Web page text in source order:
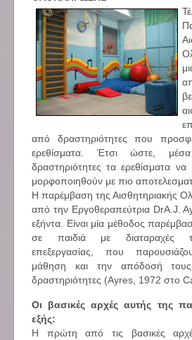
από δραστηριότητες που
ερεθίσματα. Έτσι ώστε,
δραστηριότητες τα ερεθίσματα
μορφοποιηθούν με πιο
Η παρέμβαση της Αισθητηριακής
από την Εργοθεραπεύτρια DrA.J.
εξήντα. Είναι μία μέθοδος
σε παιδιά με διαταραχές
επεξεργασίας, που
μάθηση και την απόδοσή τους
δραστηριότητες (Ayres, 1972 στο
Οι βασικές αρχές αυτής της
εξής:
Η πρώτη από τις βασικές